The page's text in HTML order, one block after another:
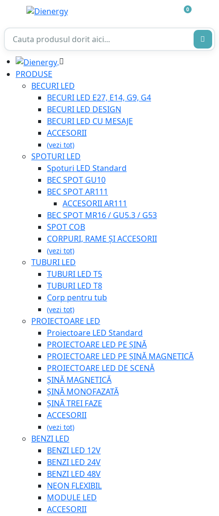
0
PRODUSE
BECURI LED
BECURI LED E27, E14, G9, G4
BECURI LED DESIGN
BECURI LED CU MESAJE
ACCESORII
(vezi tot)
SPOTURI LED
Spoturi LED Standard
BEC SPOT GU10
BEC SPOT AR111
ACCESORII AR111
BEC SPOT MR16 / GU5.3 / G53
SPOT COB
CORPURI, RAME ȘI ACCESORII
(vezi tot)
TUBURI LED
TUBURI LED T5
TUBURI LED T8
Corp pentru tub
(vezi tot)
PROIECTOARE LED
Proiectoare LED Standard
PROIECTOARE LED PE ȘINĂ
PROIECTOARE LED PE ȘINĂ MAGNETICĂ
PROIECTOARE LED DE SCENĂ
ȘINĂ MAGNETICĂ
ȘINĂ MONOFAZATĂ
ȘINĂ TREI FAZE
ACCESORII
(vezi tot)
BENZI LED
BENZI LED 12V
BENZI LED 24V
BENZI LED 48V
NEON FLEXIBIL
MODULE LED
ACCESORII